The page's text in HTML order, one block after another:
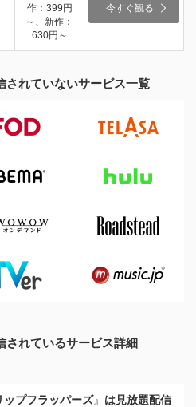
作：399円
～、新作：
630円～
今すぐ観る
されていないサービス一覧
されているサービス詳細
ップフラッパーズ』 は見放題配信